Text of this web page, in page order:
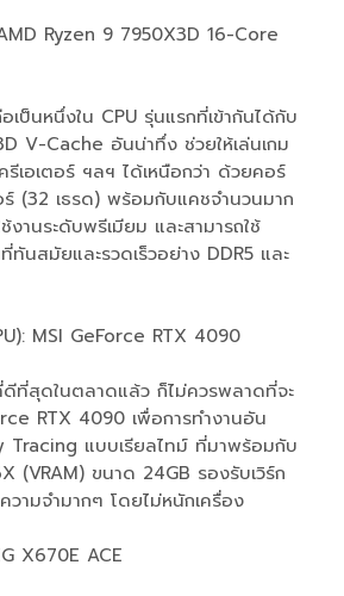
Ryzen 9 7950X3D 16-Core
ป็นหนึ่งใน CPU รุ่นแรกที่เข้ากันได้กับ
V-Cache อันน่าทึ่ง ช่วยให้เล่นเกม
เอเตอร์ ฯลฯ ได้เหนือกว่า ด้วยคอร์
(32 เธรด) พร้อมกับแคชจำนวนมาก
งานระดับพรีเมียม และสามารถใช้
ทันสมัยและรวดเร็วอย่าง DDR5 และ
MSI GeForce RTX 4090
ดีที่สุดในตลาดแล้ว ก็ไม่ควรพลาดที่จะ
RTX 4090 เพื่อการทำงานอัน
แบบเรียลไทม์ ที่มาพร้อมกับ
(VRAM) ขนาด 24GB รองรับเวิร์ก
วามจำมากๆ โดยไม่หนักเครื่อง
X670E ACE